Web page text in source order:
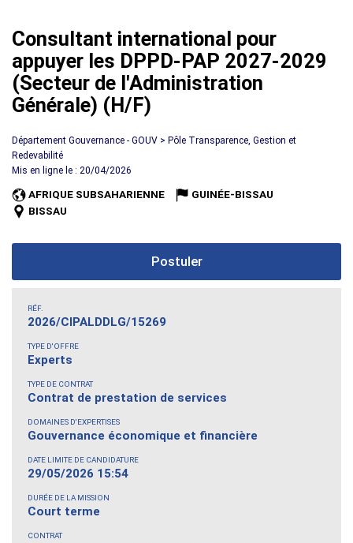
Consultant international pour
appuyer les DPPD-PAP 2027-2029
(Secteur de l'Administration
Générale) (H/F)
Département Gouvernance - GOUV > Pôle Transparence, Gestion et
Redevabilité
Mis en ligne le : 20/04/2026
AFRIQUE SUBSAHARIENNE
GUINÉE-BISSAU
BISSAU
Postuler
RÉF.
2026/CIPALDDLG/15269
TYPE D'OFFRE
Experts
TYPE DE CONTRAT
Contrat de prestation de services
DOMAINES D'EXPERTISES
Gouvernance économique et financière
DATE LIMITE DE CANDIDATURE
29/05/2026 15:54
DURÉE DE LA MISSION
Court terme
CONTRAT